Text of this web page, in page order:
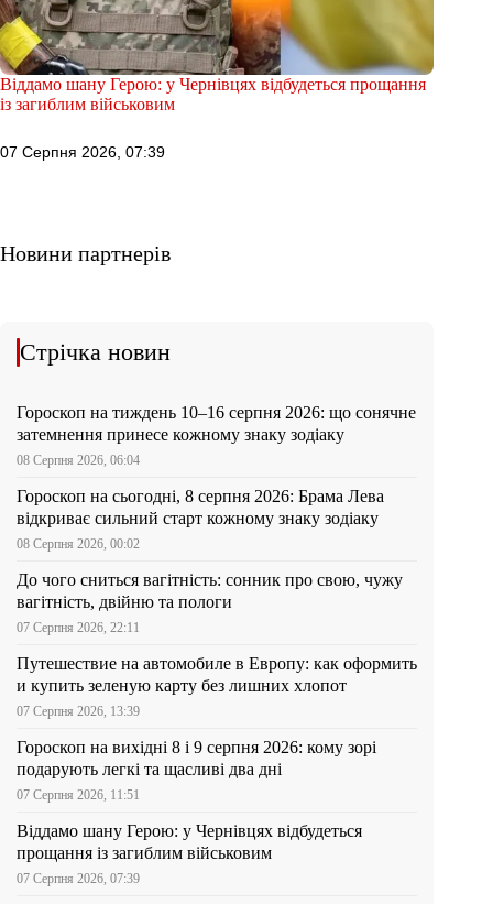
Віддамо шану Герою: у Чернівцях відбудеться прощання
із загиблим військовим
07 Серпня 2026, 07:39
Новини партнерів
Стрічка новин
Гороскоп на тиждень 10–16 серпня 2026: що сонячне
затемнення принесе кожному знаку зодіаку
08 Серпня 2026, 06:04
Гороскоп на сьогодні, 8 серпня 2026: Брама Лева
відкриває сильний старт кожному знаку зодіаку
08 Серпня 2026, 00:02
До чого сниться вагітність: сонник про свою, чужу
вагітність, двійню та пологи
07 Серпня 2026, 22:11
Путешествие на автомобиле в Европу: как оформить
и купить зеленую карту без лишних хлопот
07 Серпня 2026, 13:39
Гороскоп на вихідні 8 і 9 серпня 2026: кому зорі
подарують легкі та щасливі два дні
07 Серпня 2026, 11:51
Віддамо шану Герою: у Чернівцях відбудеться
прощання із загиблим військовим
07 Серпня 2026, 07:39